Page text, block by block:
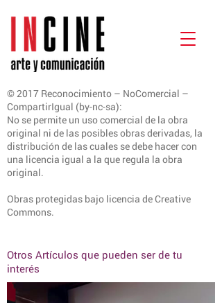
© 2017 Reconocimiento – NoComercial –
CompartirIgual (by-nc-sa):
No se permite un uso comercial de la obra
original ni de las posibles obras derivadas, la
distribución de las cuales se debe hacer con
una licencia igual a la que regula la obra
original.
Obras protegidas bajo licencia de Creative
Commons.
Otros Artículos que pueden ser de tu
interés